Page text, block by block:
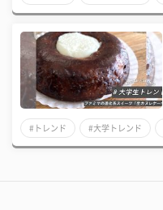
#トレンド #大学トレンド